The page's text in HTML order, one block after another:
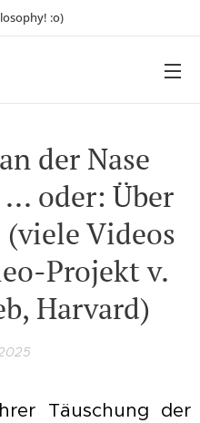
:o)
der Nase
oder: Über
(viele Videos
Projekt v.
Harvard)
Täuschung der